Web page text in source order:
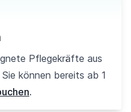
Pflegekräfte aus
können bereits ab 1
.